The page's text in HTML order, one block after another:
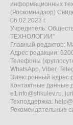
информационных
(Роскомнадзор)
06.02.2023 г.
Учредитель:
ТЕХНОЛОГИИ"
Главный редактор:
Адрес редакции:
Телефоны
WhatsApp, Viber,
Электронный адрес
Контактные данные
e1info@shkulev.ru,
Техподдержка:
Рекомендательные